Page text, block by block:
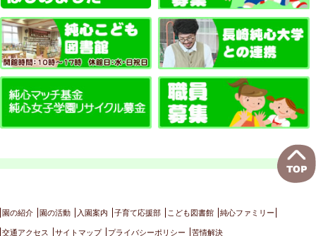
園の紹介 園の活動 入園案内 子育て応援部 こども図書館 純心ファミリー
交通アクセス サイトマップ プライバシーポリシー 苦情解決